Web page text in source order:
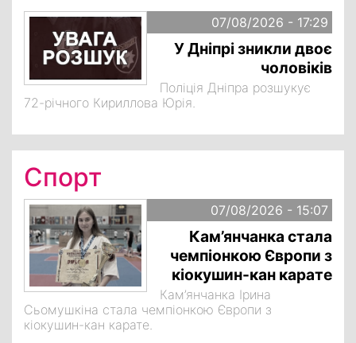
07/08/2026 - 17:29
У Дніпрі зникли двоє
чоловіків
Поліція Дніпра розшукує
72-річного Кириллова Юрія.
Спорт
07/08/2026 - 15:07
Кам’янчанка стала
чемпіонкою Європи з
кіокушин-кан карате
Кам’янчанка Ірина
Сьомушкіна стала чемпіонкою Європи з
кіокушин-кан карате.